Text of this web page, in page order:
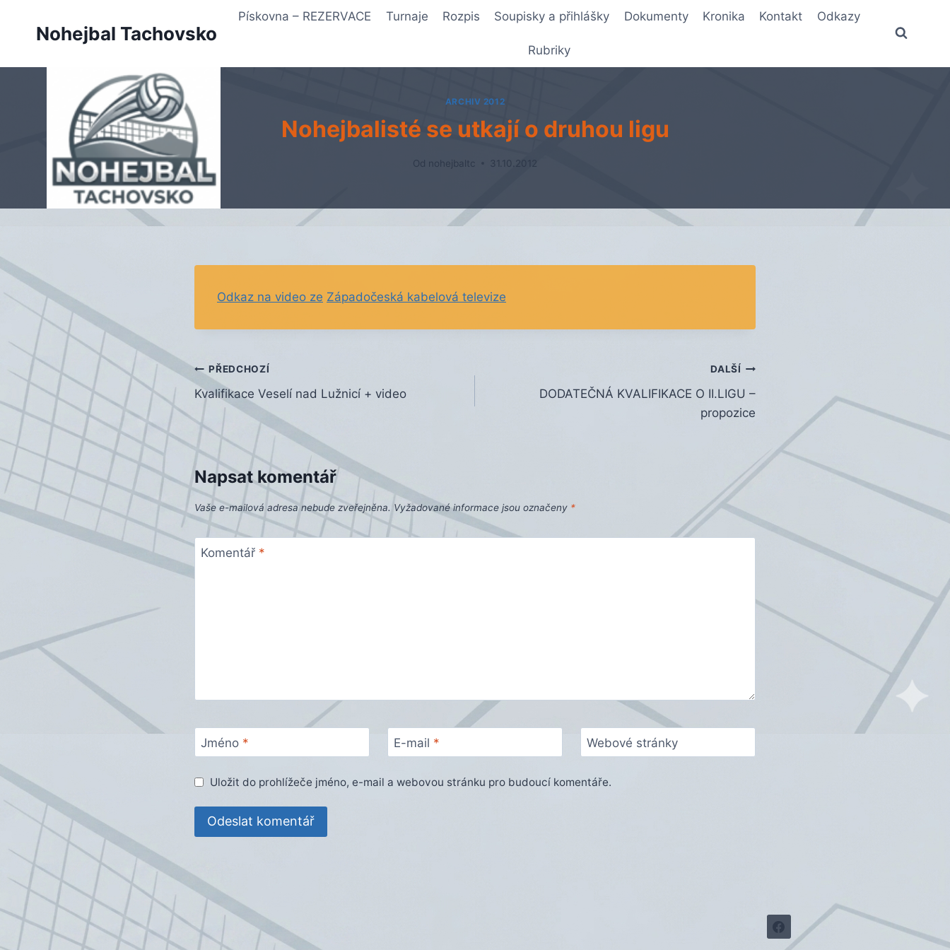
Nohejbal Tachovsko
Pískovna – REZERVACE Turnaje Rozpis Soupisky a přihlášky Dokumenty Kronika Kontakt Odkazy
Rubriky
ARCHIV 2012
Nohejbalisté se utkají o druhou ligu
Od nohejbaltc 31.10.2012
Odkaz na video ze Západočeská kabelová televize
Navigace
pro
příspěvek
PŘEDCHOZÍ
Kvalifikace Veselí nad Lužnicí + video
DALŠÍ
DODATEČNÁ KVALIFIKACE O II.LIGU –
propozice
Napsat komentář
Vaše e-mailová adresa nebude zveřejněna. Vyžadované informace jsou označeny *
Komentář *
Jméno * E-mail * Webové stránky
Uložit do prohlížeče jméno, e-mail a webovou stránku pro budoucí komentáře.